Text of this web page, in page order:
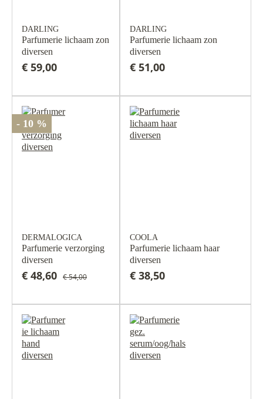
DARLING
Parfumerie lichaam zon
diversen
€ 59,00
DARLING
Parfumerie lichaam zon
diversen
€ 51,00
- 10 %
DERMALOGICA
Parfumerie verzorging
diversen
€ 48,60 € 54,00
COOLA
Parfumerie lichaam haar
diversen
€ 38,50